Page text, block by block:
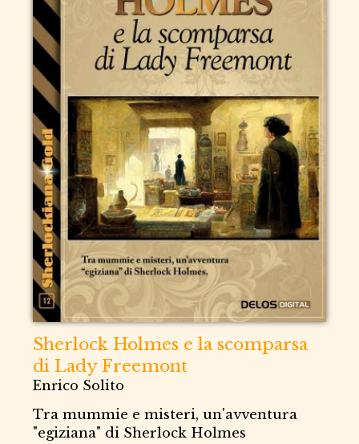
Sherlock Holmes e la scomparsa
di Lady Freemont
Enrico Solito
Tra mummie e misteri, un'avventura
"egiziana" di Sherlock Holmes